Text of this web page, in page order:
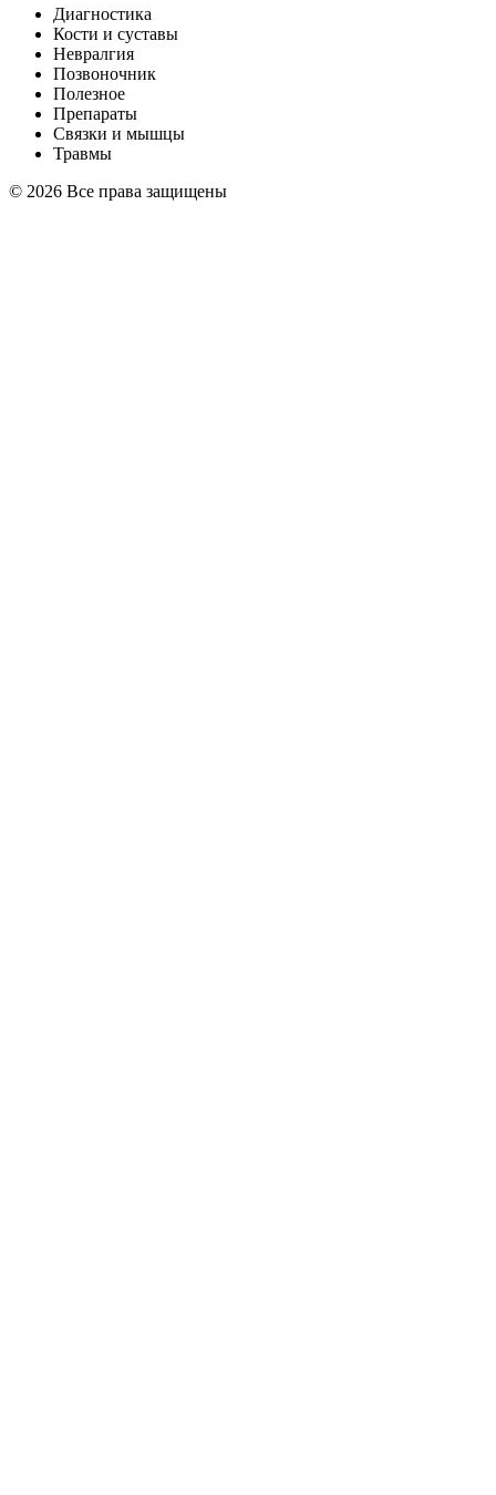
Диагностика
Кости и суставы
Невралгия
Позвоночник
Полезное
Препараты
Связки и мышцы
Травмы
© 2026 Все права защищены